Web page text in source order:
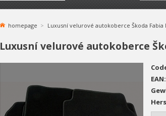
homepage Luxusní velurové autokoberce Škoda Fabia I
Luxusní velurové autokoberce
EAN: